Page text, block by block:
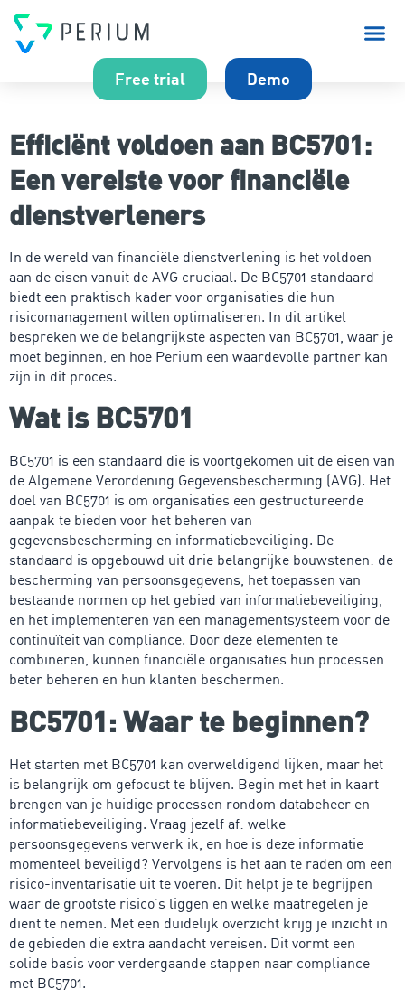
Free trial Demo
Efficiënt voldoen aan BC5701:
Een vereiste voor financiële
dienstverleners
In de wereld van financiële dienstverlening is het voldoen
aan de eisen vanuit de AVG cruciaal. De BC5701 standaard
biedt een praktisch kader voor organisaties die hun
risicomanagement willen optimaliseren. In dit artikel
bespreken we de belangrijkste aspecten van BC5701, waar je
moet beginnen, en hoe Perium een waardevolle partner kan
zijn in dit proces.
Wat is BC5701
BC5701 is een standaard die is voortgekomen uit de eisen van
de Algemene Verordening Gegevensbescherming (AVG). Het
doel van BC5701 is om organisaties een gestructureerde
aanpak te bieden voor het beheren van
gegevensbescherming en informatiebeveiliging. De
standaard is opgebouwd uit drie belangrijke bouwstenen: de
bescherming van persoonsgegevens, het toepassen van
bestaande normen op het gebied van informatiebeveiliging,
en het implementeren van een managementsysteem voor de
continuïteit van compliance. Door deze elementen te
combineren, kunnen financiële organisaties hun processen
beter beheren en hun klanten beschermen.
BC5701: Waar te beginnen?
Het starten met BC5701 kan overweldigend lijken, maar het
is belangrijk om gefocust te blijven. Begin met het in kaart
brengen van je huidige processen rondom databeheer en
informatiebeveiliging. Vraag jezelf af: welke
persoonsgegevens verwerk ik, en hoe is deze informatie
momenteel beveiligd? Vervolgens is het aan te raden om een
risico-inventarisatie uit te voeren. Dit helpt je te begrijpen
waar de grootste risico’s liggen en welke maatregelen je
dient te nemen. Met een duidelijk overzicht krijg je inzicht in
de gebieden die extra aandacht vereisen. Dit vormt een
solide basis voor verdergaande stappen naar compliance
met BC5701.